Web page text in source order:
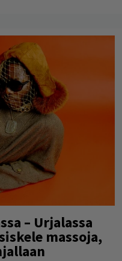
– Urjalassa
massoja,